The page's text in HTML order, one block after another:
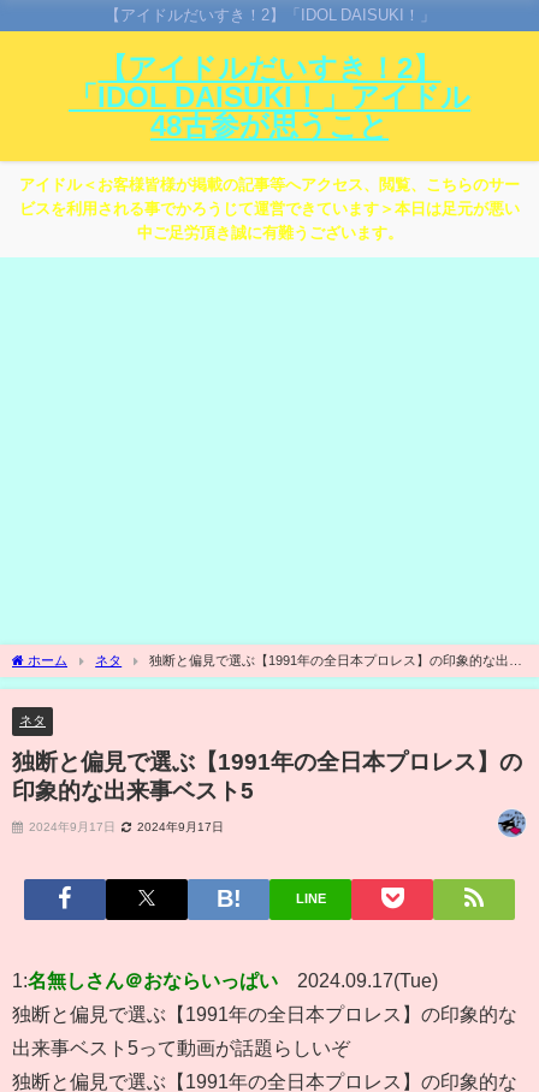
【アイドルだいすき！2】「IDOL DAISUKI！」
【アイドルだいすき！2】
「IDOL DAISUKI！」アイドル
48古参が思うこと
アイドル＜お客様皆様が掲載の記事等へアクセス、閲覧、こちらのサー
ビスを利用される事でかろうじて運営できています＞本日は足元が悪い
中ご足労頂き誠に有難うございます。
ホーム ネタ
独断と偏見で選ぶ【1991年の全日本プロレス】の印象的な出来
事ベスト5
ネタ
独断と偏見で選ぶ【1991年の全日本プロレス】の
印象的な出来事ベスト5
2024年9月17日 2024年9月17日
LINE
1:名無しさん＠おならいっぱい
2024.09.17(Tue)
独断と偏見で選ぶ【1991年の全日本プロレス】の印象的な
出来事ベスト5って動画が話題らしいぞ
独断と偏見で選ぶ【1991年の全日本プロレス】の印象的な